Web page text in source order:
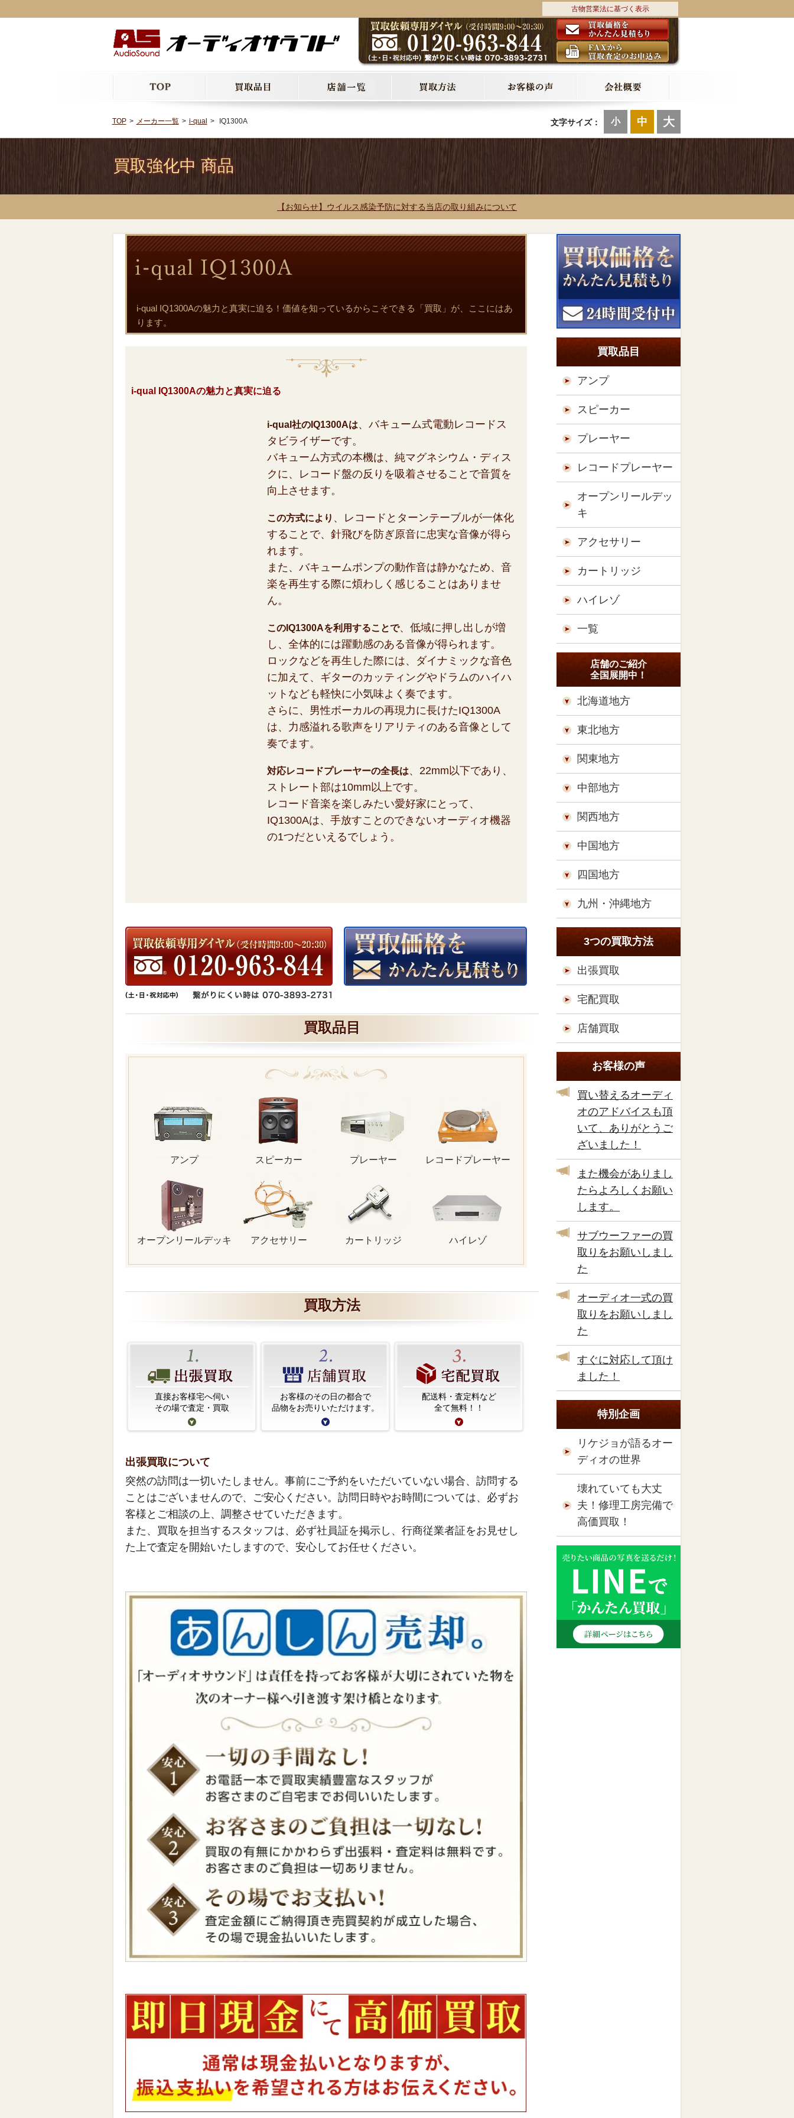
古物営業法に基づく表示
文字サイズ： 小 中 大
TOP メーカー一覧 i-qual IQ1300A
買取強化中 商品
【お知らせ】ウイルス感染予防に対する当店の取り組みについて
i-qual IQ1300Aの魅力と真実に迫る！価値を知っているからこそできる「買取」が、ここにはあ
ります。
i-qual IQ1300Aの魅力と真実に迫る
i-qual社のIQ1300Aは、バキューム式電動レコードス
タビライザーです。
バキューム方式の本機は、純マグネシウム・ディス
クに、レコード盤の反りを吸着させることで音質を
向上させます。
この方式により 、レコードとターンテーブルが一体化
することで、針飛びを防ぎ原音に忠実な音像が得ら
れます。
また、バキュームポンプの動作音は静かなため、音
楽を再生する際に煩わしく感じることはありませ
ん。
このIQ1300Aを利用することで、低域に押し出しが増
し、全体的には躍動感のある音像が得られます。
ロックなどを再生した際には、ダイナミックな音色
に加えて、ギターのカッティングやドラムのハイハ
ットなども軽快に小気味よく奏でます。
さらに、男性ボーカルの再現力に長けたIQ1300A
は、力感溢れる歌声をリアリティのある音像として
奏でます。
対応レコードプレーヤーの全長は、22mm以下であり、
ストレート部は10mm以上です。
レコード音楽を楽しみたい愛好家にとって、
IQ1300Aは、手放すことのできないオーディオ機器
の1つだといえるでしょう。
買取品目
アンプ スピーカー プレーヤー レコードプレーヤー
オープンリールデッキ アクセサリー カートリッジ ハイレゾ
買取方法
直接お客様宅へ伺い
その場で査定・買取
お客様のその日の都合で
品物をお売りいただけます。
配送料・査定料など
全て無料！！
出張買取について
突然の訪問は一切いたしません。事前にご予約をいただいていない場合、訪問する
ことはございませんので、ご安心ください。訪問日時やお時間については、必ずお
客様とご相談の上、調整させていただきます。
また、買取を担当するスタッフは、必ず社員証を掲示し、行商従業者証をお見せし
た上で査定を開始いたしますので、安心してお任せください。
買取品目
アンプ
スピーカー
プレーヤー
レコードプレーヤー
オープンリールデッ
キ
アクセサリー
カートリッジ
ハイレゾ
一覧
店舗のご紹介
全国展開中！
北海道地方
東北地方
関東地方
中部地方
関西地方
中国地方
四国地方
九州・沖縄地方
3つの買取方法
出張買取
宅配買取
店舗買取
お客様の声
買い替えるオーディ
オのアドバイスも頂
いて、ありがとうご
ざいました！
また機会がありまし
たらよろしくお願い
します。
サブウーファーの買
取りをお願いしまし
た
オーディオ一式の買
取りをお願いしまし
た
すぐに対応して頂け
ました！
特別企画
リケジョが語るオー
ディオの世界
壊れていても大丈
夫！修理工房完備で
高価買取！